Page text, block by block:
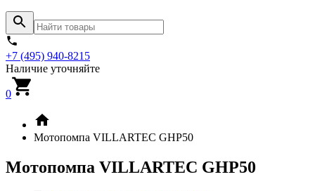
+7 (495) 940-8215
Наличие уточняйте
0
Мотопомпа VILLARTEC GHP50
Мотопомпа VILLARTEC GHP50